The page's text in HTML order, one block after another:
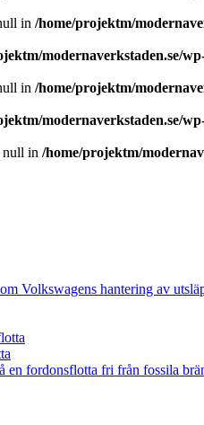
in /home/projektm/
modernaverkstaden.se/
in /home/projektm/
modernaverkstaden.se/
null in /home/projektm/
Volkswagens hantering av
en fordonsflotta fri från fossila